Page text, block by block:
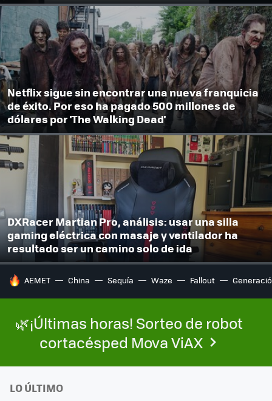
Netflix sigue sin encontrar una nueva franquicia
de éxito. Por eso ha pagado 500 millones de
dólares por 'The Walking Dead'
DXRacer Martian Pro, análisis: usar una silla
gaming eléctrica con masaje y ventilador ha
resultado ser un camino solo de ida
HOY SE HABLA DE
AEMET China Sequía Waze Fallout
🌿¡Últimas horas! Sorteo de robot
cortacésped Mova ViAX
LO ÚLTIMO